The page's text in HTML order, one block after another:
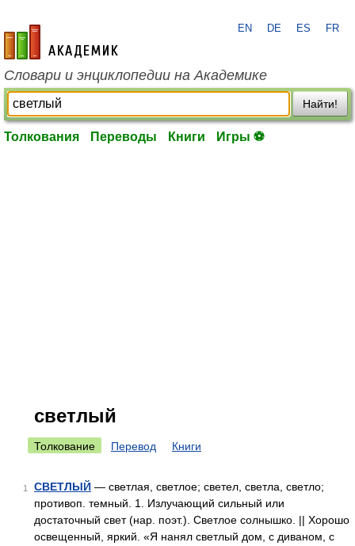
academic.ru
EN DE ES FR
Словари и энциклопедии на Академике
Найти!
Толкования Переводы Книги Игры ⚽
светлый
Толкование Перевод Книги
1 СВЕТЛЫЙ — светлая, светлое; светел, светла, светло;
противоп. темный. 1. Излучающий сильный или
достаточный свет (нар. поэт.). Светлое солнышко. || Хорошо
освещенный, яркий. «Я нанял светлый дом, с диваном, с